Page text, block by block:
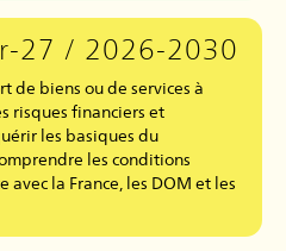
27 / 2026-2030
de biens ou de services à
risques financiers et
les basiques du
les conditions
avec la France, les DOM et les